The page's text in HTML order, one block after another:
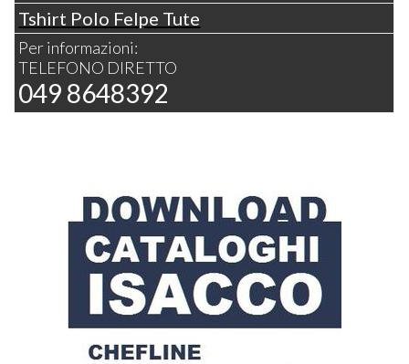
Tshirt Polo Felpe Tute
Per informazioni:
TELEFONO DIRETTO
049 8648392